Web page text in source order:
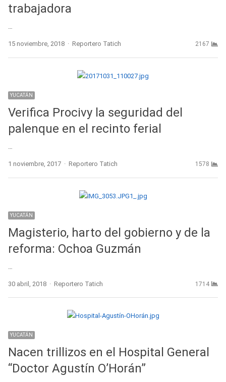
trabajadora
15 noviembre, 2018 Author
Reportero Tatich 2167
YUCATÁN
Verifica Procivy la seguridad del
palenque en el recinto ferial
1 noviembre, 2017 Author
Reportero Tatich 1578
YUCATÁN
Magisterio, harto del gobierno y de la
reforma: Ochoa Guzmán
30 abril, 2018 Author
Reportero Tatich 1714
YUCATÁN
Nacen trillizos en el Hospital General
“Doctor Agustín O’Horán”